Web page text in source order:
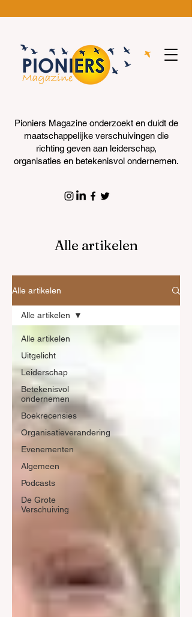
Pioniers Magazine onderzoekt en duidt de
maatschappelijke verschuivingen die
richting geven aan leiderschap,
organisaties en betekenisvol ondernemen.
Alle artikelen
Alle artikelen
Alle artikelen
Uitgelicht
Leiderschap
Betekenisvol
ondernemen
Boekrecensies
Organisatieverandering
Evenementen
Algemeen
Podcasts
De Grote
Verschuiving
Alle artikelen